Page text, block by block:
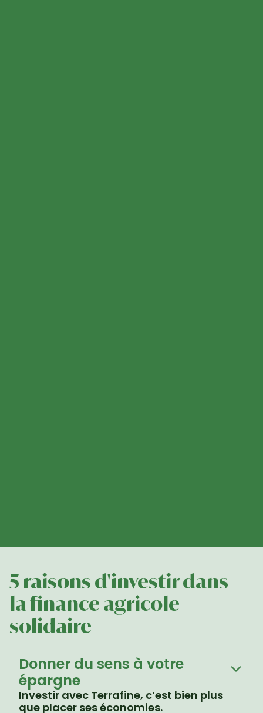
5 raisons d'investir dans
la finance agricole
solidaire
Donner du sens à votre
épargne
Investir avec Terrafine, c’est bien plus
que placer ses économies.